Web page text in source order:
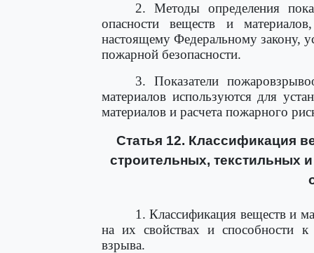
2. Методы определения
опасности веществ и
настоящему Федеральному закону,
пожарной безопасности.
3. Показатели
материалов используются для
материалов и расчета пожарного
Статья 12. Классификация
строительных, текстильных
1. Классификация веществ и
на их свойствах и способности
взрыва.